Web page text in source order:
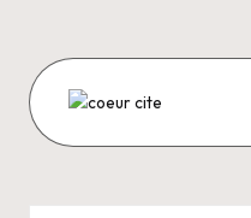
content
C